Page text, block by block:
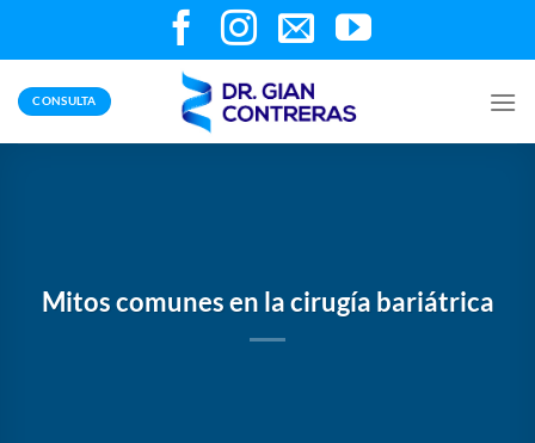
CONSULTA
Mitos comunes en la cirugía bariátrica